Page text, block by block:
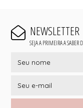
NEWSLETTER
SEJA A PRIMEIRA A SABER